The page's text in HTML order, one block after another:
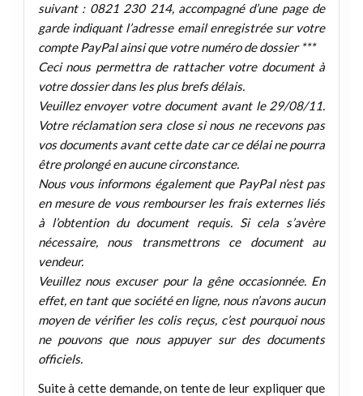
suivant : 0821 230 214, accompagné d’une page de
garde indiquant l’adresse email enregistrée sur votre
compte PayPal ainsi que votre numéro de dossier ***
Ceci nous permettra de rattacher votre document à
votre dossier dans les plus brefs délais.
Veuillez envoyer votre document avant le 29/08/11.
Votre réclamation sera close si nous ne recevons pas
vos documents avant cette date car ce délai ne pourra
être prolongé en aucune circonstance.
Nous vous informons également que PayPal n’est pas
en mesure de vous rembourser les frais externes liés
à l’obtention du document requis. Si cela s’avère
nécessaire, nous transmettrons ce document au
vendeur.
Veuillez nous excuser pour la gêne occasionnée. En
effet, en tant que société en ligne, nous n’avons aucun
moyen de vérifier les colis reçus, c’est pourquoi nous
ne pouvons que nous appuyer sur des documents
officiels.
Suite à cette demande, on tente de leur expliquer que